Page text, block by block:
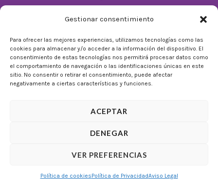
Gestionar consentimiento
Para ofrecer las mejores experiencias, utilizamos tecnologías como las
cookies para almacenar y/o acceder a la información del dispositivo. El
consentimiento de estas tecnologías nos permitirá procesar datos como
el comportamiento de navegación o las identificaciones únicas en este
sitio. No consentir o retirar el consentimiento, puede afectar
negativamente a ciertas características y funciones.
ACEPTAR
DENEGAR
VER PREFERENCIAS
Política de cookiesPolítica de PrivacidadAviso Legal
De Lunes a Domingos de 10:00 a 22:00
Festivos sujetos al horario del Málaga Factory
© 2026 Tienda Mulligan │ Desarrollado por